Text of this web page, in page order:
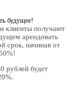
будущее!
клиенты получают
арендовать
срок, начиная от
рублей будет